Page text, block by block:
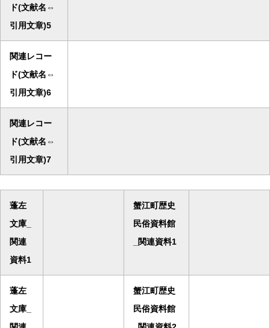
ド(文献名⇔
引用文章)5
関連レコー
ド(文献名⇔
引用文章)6
関連レコー
ド(文献名⇔
引用文章)7
蓬左
文庫_
関連
資料1
蟹江町歴史
民俗資料館
_関連資料1
蓬左
文庫_
蟹江町歴史
民俗資料館